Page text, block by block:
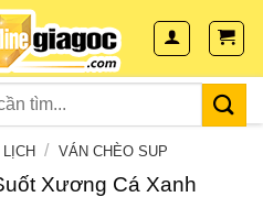
/ VÁN CHÈO SUP
Xương Cá Xanh